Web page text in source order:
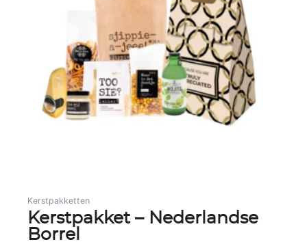
Kerstpakketten
Kerstpakket – Nederlandse
Borrel